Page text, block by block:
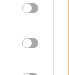
may click to
tags to
below Google